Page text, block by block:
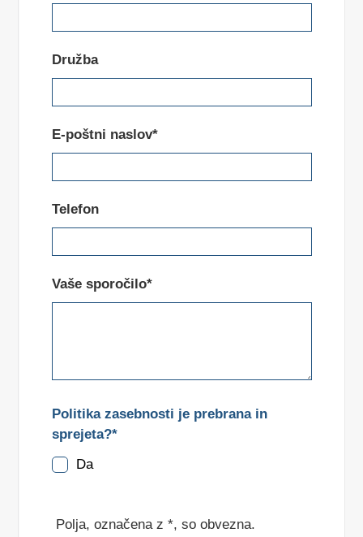
Družba
E-poštni naslov*
Telefon
Vaše sporočilo*
Politika zasebnosti je prebrana in
sprejeta?*
Da
Polja, označena z *, so obvezna.